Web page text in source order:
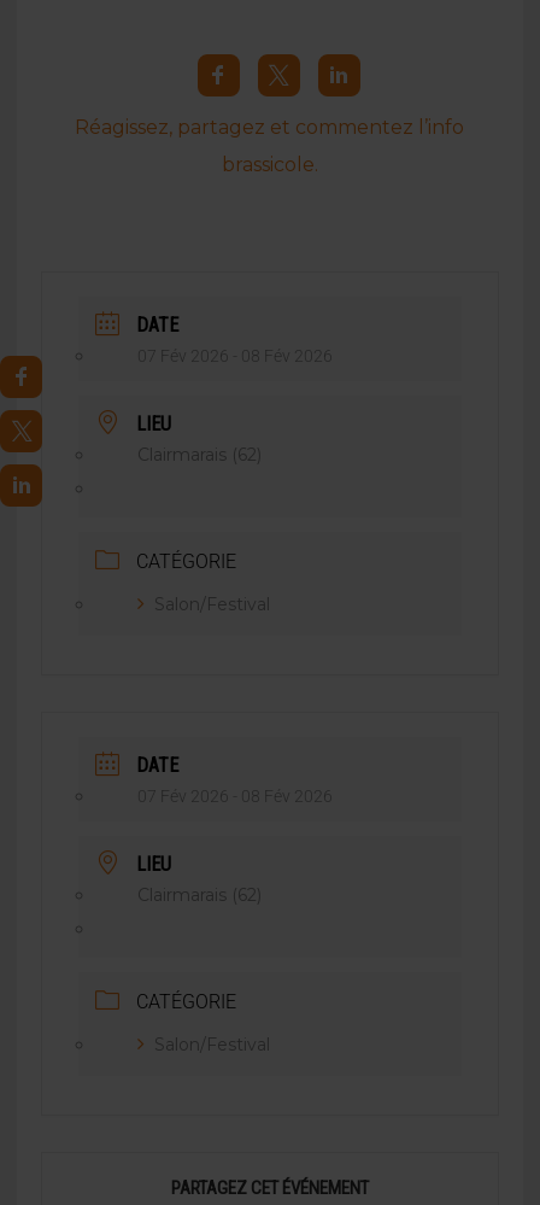
Réagissez, partagez et commentez l’info
brassicole.
DATE
07 Fév 2026 - 08 Fév 2026
LIEU
Clairmarais (62)
CATÉGORIE
Salon/Festival
DATE
07 Fév 2026 - 08 Fév 2026
LIEU
Clairmarais (62)
CATÉGORIE
Salon/Festival
PARTAGEZ CET ÉVÉNEMENT